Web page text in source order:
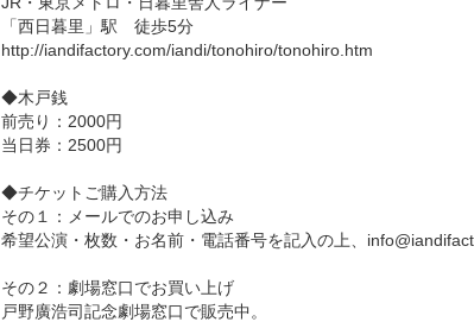
「西日暮里」駅 徒歩5分
http://iandifactory.com/iandi/tonohiro/tonohiro.htm
◆木戸銭
前売り：2000円
当日券：2500円
◆チケットご購入方法
その１：メールでのお申し込み
希望公演・枚数・お名前・電話番号を記入の上、
その２：劇場窓口でお買い上げ
戸野廣浩司記念劇場窓口で販売中。